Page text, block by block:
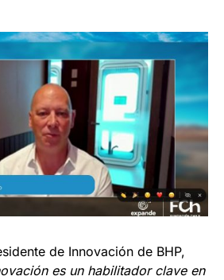
de Innovación de BHP,
es un habilitador clave en